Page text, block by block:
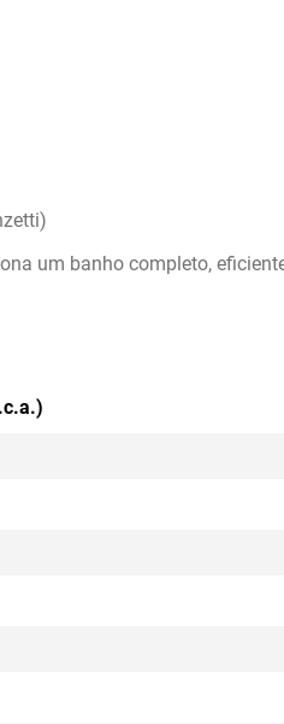
um banho completo,